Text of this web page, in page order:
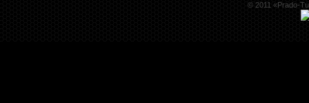
© 2011 «Prado-